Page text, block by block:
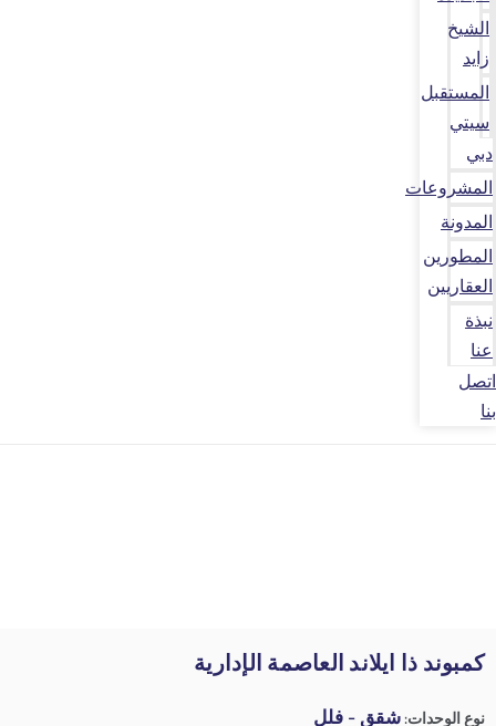
الشيخ
زايد
المستقبل
سيتي
دبي
المشروعات
المدونة
المطورين
العقاريين
نبذة
عنا
اتصل
بنا
كمبوند ذا ايلاند العاصمة الإدارية
نوع الوحدات:شقق - فلل